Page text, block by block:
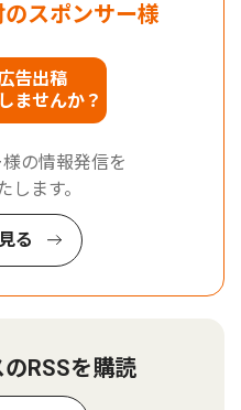
スポンサー様
告出稿
しませんか？
の情報発信を
します。
る
RSSを購読